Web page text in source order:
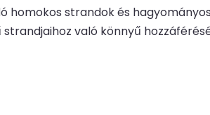
strandok és
való könnyű